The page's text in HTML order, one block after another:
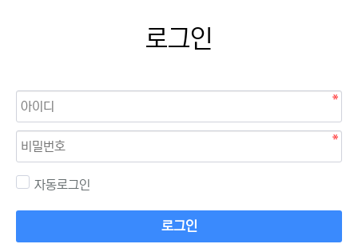
로그인
자동로그인
로그인